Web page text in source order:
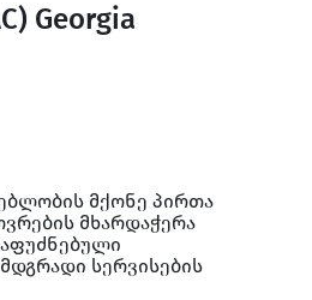
Georgia
მქონე პირთა
მხარდაჭერა
სერვისების